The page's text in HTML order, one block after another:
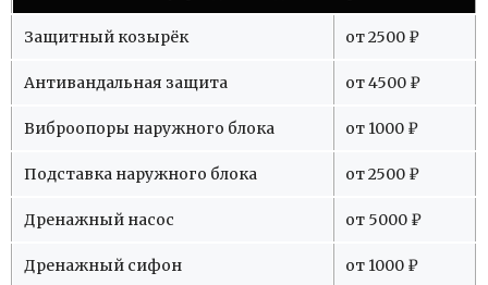
Защитный козырёк от 2500 ₽
Антивандальная защита от 4500 ₽
Виброопоры наружного блока от 1000 ₽
Подставка наружного блока от 2500 ₽
Дренажный насос от 5000 ₽
Дренажный сифон от 1000 ₽